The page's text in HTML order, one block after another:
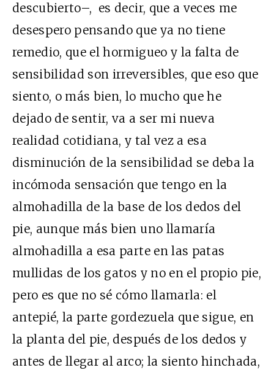
descubierto–, es decir, que a veces me
desespero pensando que ya no tiene
remedio, que el hormigueo y la falta de
sensibilidad son irreversibles, que eso que
siento, o más bien, lo mucho que he
dejado de sentir, va a ser mi nueva
realidad cotidiana, y tal vez a esa
disminución de la sensibilidad se deba la
incómoda sensación que tengo en la
almohadilla de la base de los dedos del
pie, aunque más bien uno llamaría
almohadilla a esa parte en las patas
mullidas de los gatos y no en el propio pie,
pero es que no sé cómo llamarla: el
antepié, la parte gordezuela que sigue, en
la planta del pie, después de los dedos y
antes de llegar al arco; la siento hinchada,